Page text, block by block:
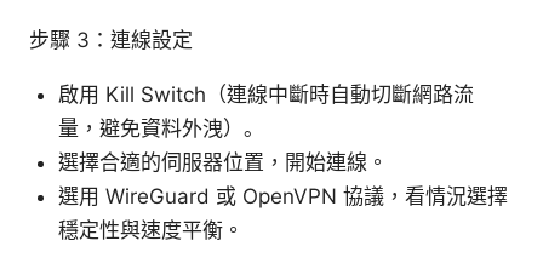
步驟 3：連線設定
啟用 Kill Switch（連線中斷時自動切斷網路流
量，避免資料外洩）。
選擇合適的伺服器位置，開始連線。
選用 WireGuard 或 OpenVPN 協議，看情況選擇
穩定性與速度平衡。